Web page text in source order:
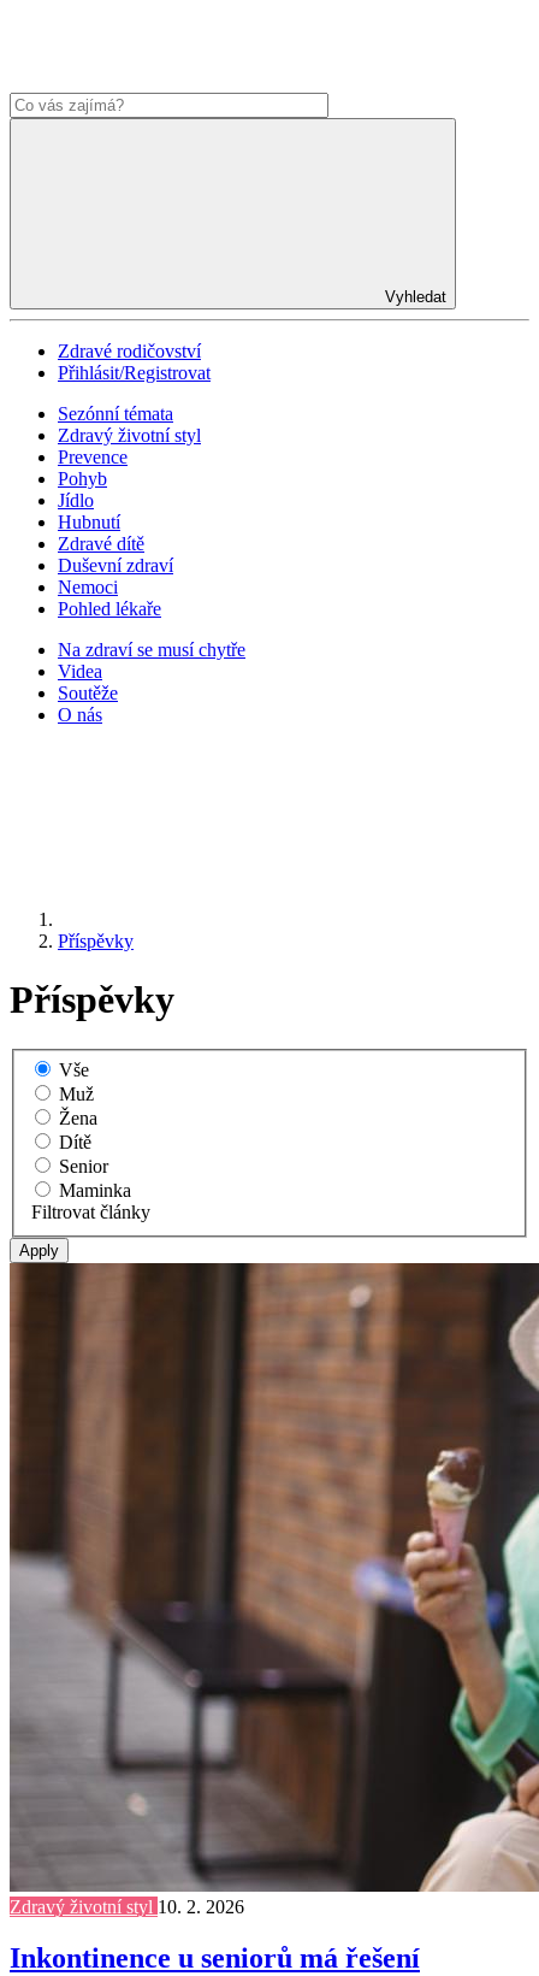
Vyhledat
Zdravé rodičovství
Přihlásit/Registrovat
Sezónní témata
Zdravý životní styl
Prevence
Pohyb
Jídlo
Hubnutí
Zdravé dítě
Duševní zdraví
Nemoci
Pohled lékaře
Na zdraví se musí chytře
Videa
Soutěže
O nás
Příspěvky
Příspěvky
Vše
Muž
Žena
Dítě
Senior
Maminka
Filtrovat články
Zdravý životní styl 10. 2. 2026
Inkontinence u seniorů má řešení